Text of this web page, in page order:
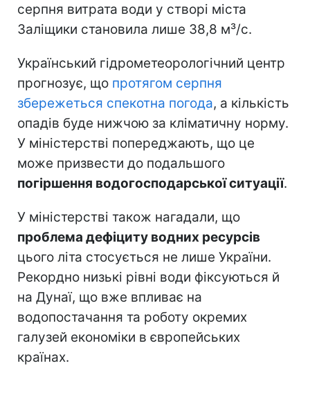
серпня витрата води у створі міста
Заліщики становила лише 38,8 м³/с.
Український гідрометеорологічний центр
прогнозує, що протягом серпня
збережеться спекотна погода, а кількість
опадів буде нижчою за кліматичну норму.
У міністерстві попереджають, що це
може призвести до подальшого
погіршення водогосподарської ситуації.
У міністерстві також нагадали, що
проблема дефіциту водних ресурсів
цього літа стосується не лише України.
Рекордно низькі рівні води фіксуються й
на Дунаї, що вже впливає на
водопостачання та роботу окремих
галузей економіки в європейських
країнах.